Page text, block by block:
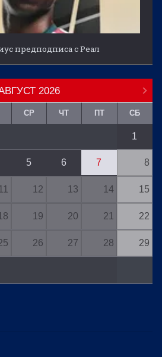
предподписа с Реал
2026
СР ЧТ ПТ СБ
1
5 6 7 8
11 12 13 14 15
19 20 21 22
26 27 28 29